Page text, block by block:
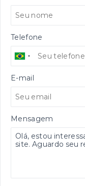
Telefone
E-mail
Mensagem